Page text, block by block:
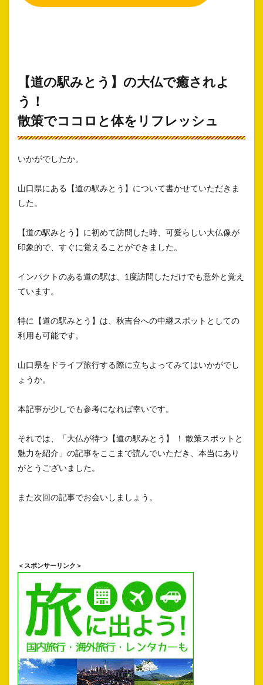
【道の駅みとう】の大仏で癒されよ
う！
散策でココロと体をリフレッシュ
いかがでしたか。
山口県にある【道の駅みとう】について書かせていただきま
した。
【道の駅みとう】に初めて訪問した時、可愛らしい大仏像が
印象的で、すぐに覚えることができました。
インパクトのある道の駅は、1度訪問しただけでも意外と覚え
ています。
特に【道の駅みとう】は、秋吉台への中継スポットとしての
利用も可能です。
山口県をドライブ旅行する際に立ちよってみてはいかがでし
ょうか。
本記事が少しでも参考になれば幸いです。
それでは、「大仏が待つ【道の駅みとう】 ！ 散策スポットと
魅力を紹介」の記事をここまで読んでいただき、本当にあり
がとうございました。
また次回の記事でお会いしましょう。
＜スポンサーリンク＞